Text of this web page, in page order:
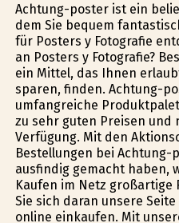
Achtung-poster ist ein
dem Sie bequem
für Posters y Fotografie
an Posters y Fotografie?
ein Mittel, das Ihnen
sparen, finden. Achtung-
umfangreiche
zu sehr guten Preisen und
Verfügung. Mit den
Bestellungen bei Achtung-
ausfindig gemacht haben,
Kaufen im Netz
Sie sich daran unsere
online einkaufen. Mit